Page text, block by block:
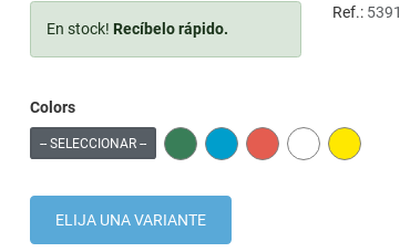
En stock! Recíbelo rápido.
Ref.: 5391
Colors
-- SELECCIONAR -- GREEN BLUE RED WHITE YELLOW